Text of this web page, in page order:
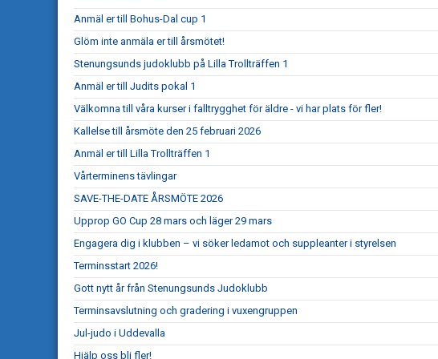
Anmäl er till Bohus-Dal cup 1
Glöm inte anmäla er till årsmötet!
Stenungsunds judoklubb på Lilla Trollträffen 1
Anmäl er till Judits pokal 1
Välkomna till våra kurser i falltrygghet för äldre - vi har plats för fler!
Kallelse till årsmöte den 25 februari 2026
Anmäl er till Lilla Trollträffen 1
Vårterminens tävlingar
SAVE-THE-DATE ÅRSMÖTE 2026
Upprop GO Cup 28 mars och läger 29 mars
Engagera dig i klubben – vi söker ledamot och suppleanter i styrelsen
Terminsstart 2026!
Gott nytt år från Stenungsunds Judoklubb
Terminsavslutning och gradering i vuxengruppen
Jul-judo i Uddevalla
Hjälp oss bli fler!